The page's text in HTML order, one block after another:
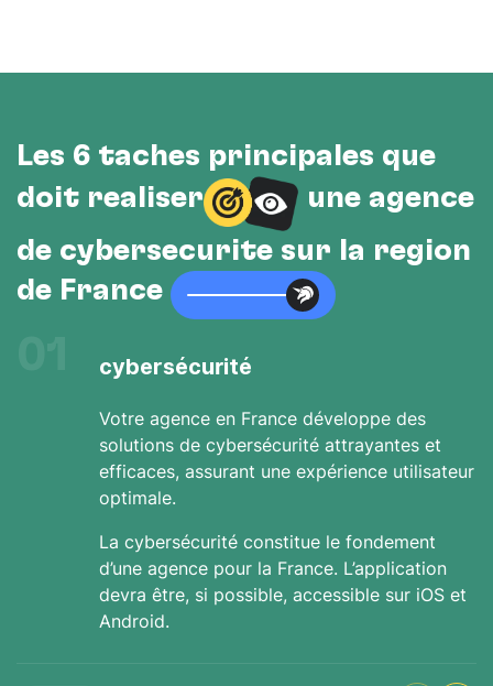
Les 6 tâches principales que
doit réaliser
une agence
de cybersécurité sur la région
de France
cybersécurité
Votre agence en France développe des
solutions de cybersécurité attrayantes et
efficaces, assurant une expérience utilisateur
optimale.
La cybersécurité constitue le fondement
d’une agence pour la France. L’application
devra être, si possible, accessible sur iOS et
Android.